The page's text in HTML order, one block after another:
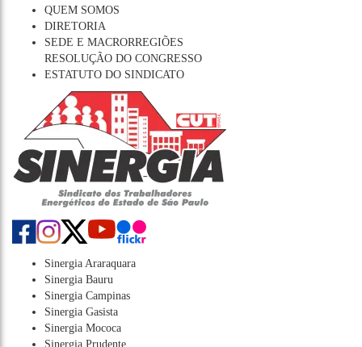
QUEM SOMOS
DIRETORIA
SEDE E MACRORREGIÕES
RESOLUÇÃO DO CONGRESSO
ESTATUTO DO SINDICATO
Sinergia Araraquara
Sinergia Bauru
Sinergia Campinas
Sinergia Gasista
Sinergia Mococa
Sinergia Prudente